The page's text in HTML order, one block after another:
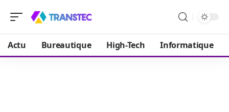
Actu Bureautique High-Tech Informatique